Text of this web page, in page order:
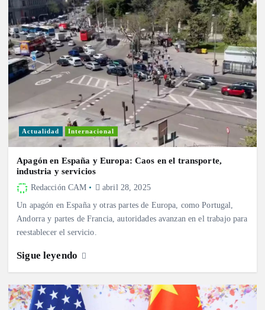
Actualidad Internacional
Apagón en España y Europa: Caos en el transporte,
industria y servicios
Redacción CAM abril 28, 2025
Un apagón en España y otras partes de Europa, como Portugal,
Andorra y partes de Francia, autoridades avanzan en el trabajo para
reestablecer el servicio.
Sigue leyendo